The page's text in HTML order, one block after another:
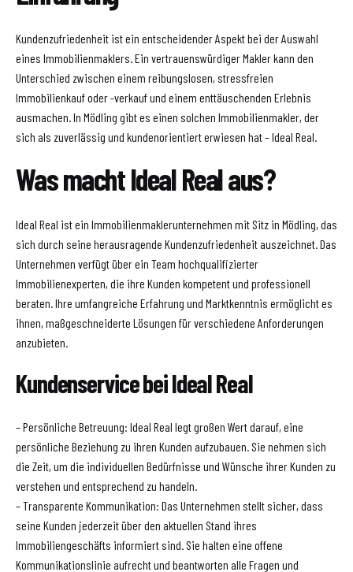
Kundenzufriedenheit ist ein entscheidender Aspekt bei der Auswahl
eines Immobilienmaklers. Ein vertrauenswürdiger Makler kann den
Unterschied zwischen einem reibungslosen, stressfreien
Immobilienkauf oder -verkauf und einem enttäuschenden Erlebnis
ausmachen. In Mödling gibt es einen solchen Immobilienmakler, der
sich als zuverlässig und kundenorientiert erwiesen hat – Ideal Real.
Was macht Ideal Real aus?
Ideal Real ist ein Immobilienmaklerunternehmen mit Sitz in Mödling, das
sich durch seine herausragende Kundenzufriedenheit auszeichnet. Das
Unternehmen verfügt über ein Team hochqualifizierter
Immobilienexperten, die ihre Kunden kompetent und professionell
beraten. Ihre umfangreiche Erfahrung und Marktkenntnis ermöglicht es
ihnen, maßgeschneiderte Lösungen für verschiedene Anforderungen
anzubieten.
Kundenservice bei Ideal Real
– Persönliche Betreuung: Ideal Real legt großen Wert darauf, eine
persönliche Beziehung zu ihren Kunden aufzubauen. Sie nehmen sich
die Zeit, um die individuellen Bedürfnisse und Wünsche ihrer Kunden zu
verstehen und entsprechend zu handeln.
– Transparente Kommunikation: Das Unternehmen stellt sicher, dass
seine Kunden jederzeit über den aktuellen Stand ihres
Immobiliengeschäfts informiert sind. Sie halten eine offene
Kommunikationslinie aufrecht und beantworten alle Fragen und